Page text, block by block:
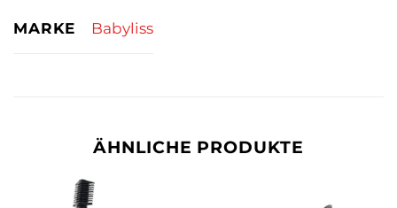
MARKE Babyliss
ÄHNLICHE PRODUKTE